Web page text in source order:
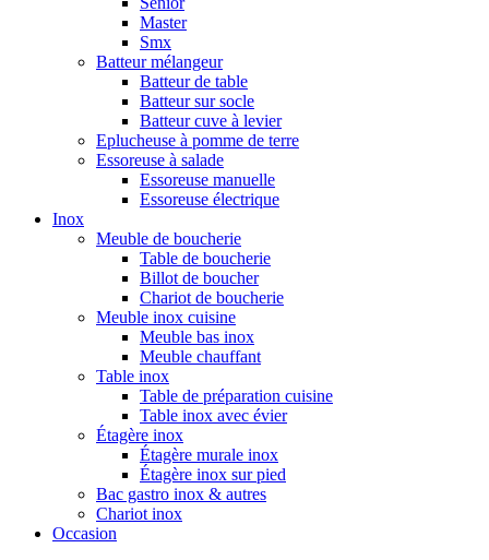
Master
Smx
Batteur mélangeur
Batteur de table
Batteur sur socle
Batteur cuve à levier
Eplucheuse à pomme de terre
Essoreuse à salade
Essoreuse manuelle
Essoreuse électrique
Inox
Meuble de boucherie
Table de boucherie
Billot de boucher
Chariot de boucherie
Meuble inox cuisine
Meuble bas inox
Meuble chauffant
Table inox
Table de préparation cuisine
Table inox avec évier
Étagère inox
Étagère murale inox
Étagère inox sur pied
Bac gastro inox & autres
Chariot inox
Occasion